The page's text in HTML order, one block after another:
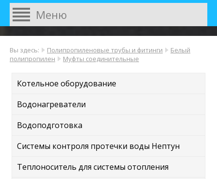
Вы здесь: Полипропиленовые трубы и фитинги
Белый
полипропилен
Муфты соединительные
Котельное оборудование
Водонагреватели
Водоподготовка
Системы контроля протечки воды Нептун
Теплоноситель для системы отопления